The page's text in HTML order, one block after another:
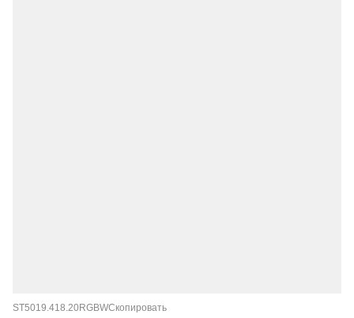
ST5019.418.20RGBWСкопировать